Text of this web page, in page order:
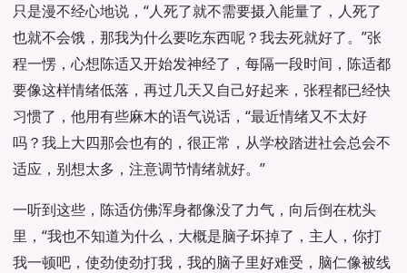
只是漫不经心地说，“人死了就不需要摄入能量了，人死了
也就不会饿，那我为什么要吃东西呢？我去死就好了。”张
程一愣，心想陈适又开始发神经了，每隔一段时间，陈适都
要像这样情绪低落，再过几天又自己好起来，张程都已经快
习惯了，他用有些麻木的语气说话，“最近情绪又不太好
吗？我上大四那会也有的，很正常，从学校踏进社会总会不
适应，别想太多，注意调节情绪就好。”
一听到这些，陈适仿佛浑身都像没了力气，向后倒在枕头
里，“我也不知道为什么，大概是脑子坏掉了，主人，你打
我一顿吧，使劲使劲打我，我的脑子里好难受，脑仁像被线